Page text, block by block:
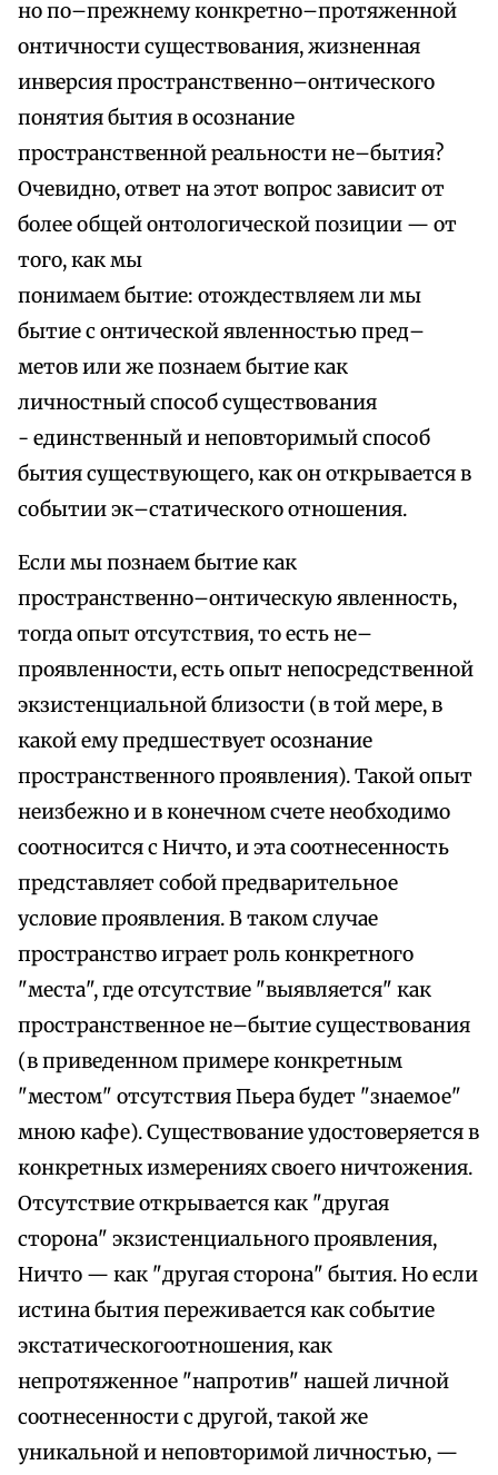
но по–прежнему конкретно–протяженной
онтичности существования, жизненная
инверсия пространственно–онтического
понятия бытия в осознание
пространственной реальности не–бытия?
Очевидно, ответ на этот вопрос зависит от
более общей онтологической позиции — от
того, как мы
понимаем бытие: отождествляем ли мы
бытие с онтической явленностью пред–
метов или же познаем бытие как
личностный способ существования
- единственный и неповторимый способ
бытия существующего, как он открывается в
событии эк–статического отношения.
Если мы познаем бытие как
пространственно–онтическую явленность,
тогда опыт отсутствия, то есть не–
проявленности, есть опыт непосредственной
экзистенциальной близости (в той мере, в
какой ему предшествует осознание
пространственного проявления). Такой опыт
неизбежно и в конечном счете необходимо
соотносится с Ничто, и эта соотнесенность
представляет собой предварительное
условие проявления. В таком случае
пространство играет роль конкретного
"места", где отсутствие "выявляется" как
пространственное не–бытие существования
(в приведенном примере конкретным
"местом" отсутствия Пьера будет "знаемое"
мною кафе). Существование удостоверяется в
конкретных измерениях своего ничтожения.
Отсутствие открывается как "другая
сторона" экзистенциального проявления,
Ничто — как "другая сторона" бытия. Но если
истина бытия переживается как событие
экстатическогоотношения, как
непротяженное "напротив" нашей личной
соотнесенности с другой, такой же
уникальной и неповторимой личностью, —